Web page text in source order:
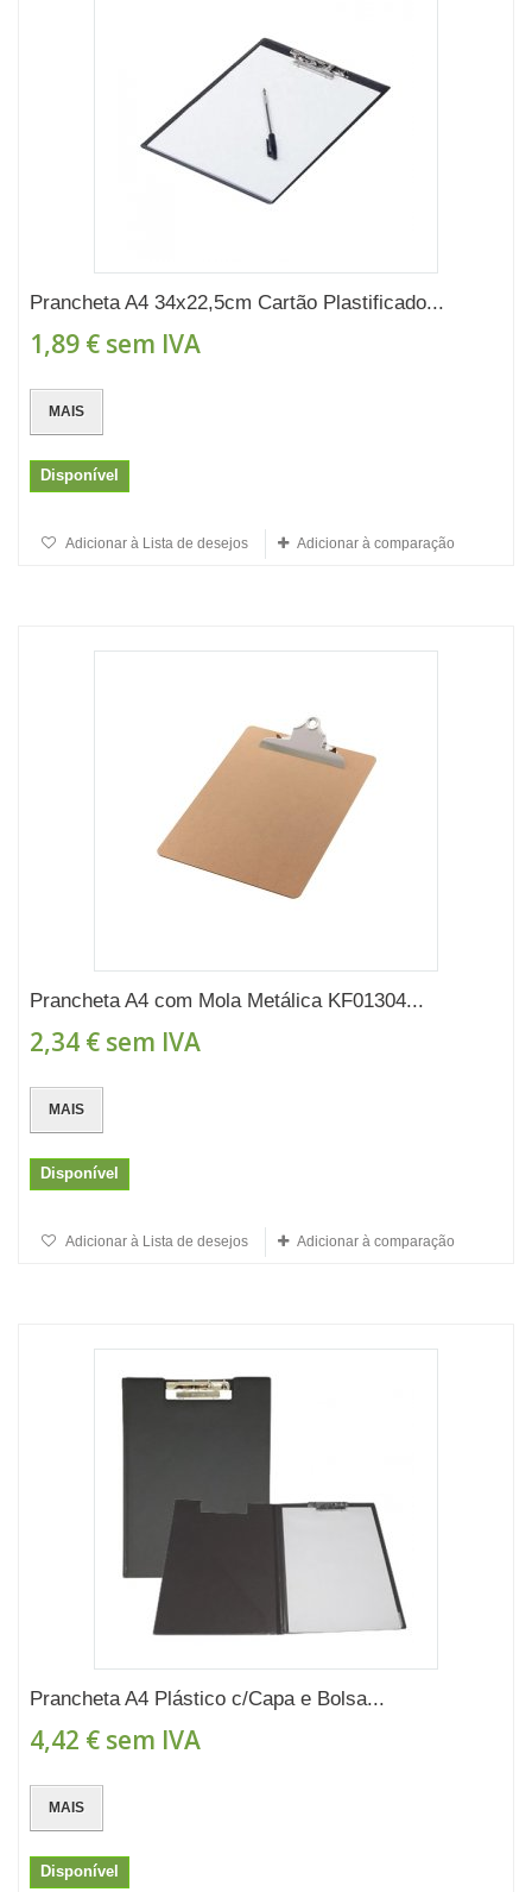
Prancheta A4 34x22,5cm Cartão Plastificado...
1,89 € sem IVA
MAIS
Disponível
Adicionar à Lista de desejos Adicionar à comparação
Prancheta A4 com Mola Metálica KF01304...
2,34 € sem IVA
MAIS
Disponível
Adicionar à Lista de desejos Adicionar à comparação
Prancheta A4 Plástico c/Capa e Bolsa...
4,42 € sem IVA
MAIS
Disponível